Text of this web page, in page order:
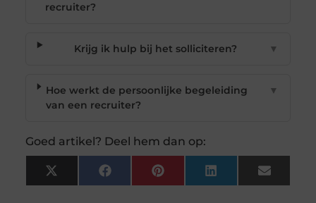
recruiter?
Krijg ik hulp bij het solliciteren? ▼
Hoe werkt de persoonlijke begeleiding
van een recruiter?
▼
Goed artikel? Deel hem dan op:
X
(Twitter)
FacebookPinterest LinkedIn Email